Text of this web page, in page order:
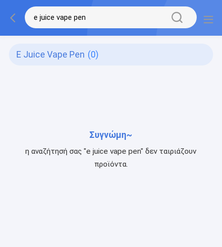
E Juice Vape Pen (0)
Συγνώμη~
η αναζήτησή σας "e juice vape pen" δεν ταιριάζουν
προϊόντα.